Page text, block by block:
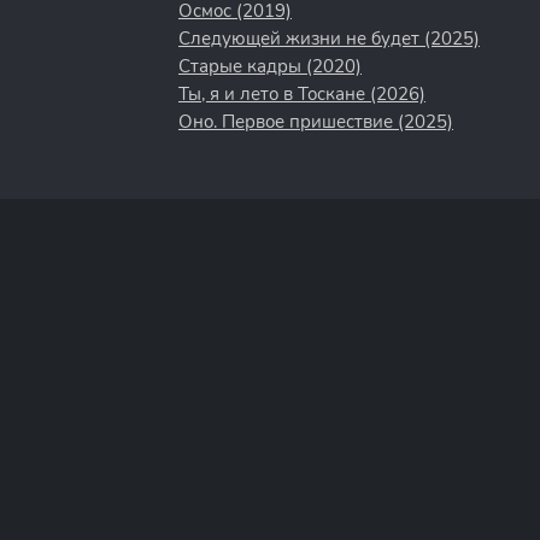
Осмос (2019)
Следующей жизни не будет (2025)
Старые кадры (2020)
Ты, я и лето в Тоскане (2026)
Оно. Первое пришествие (2025)